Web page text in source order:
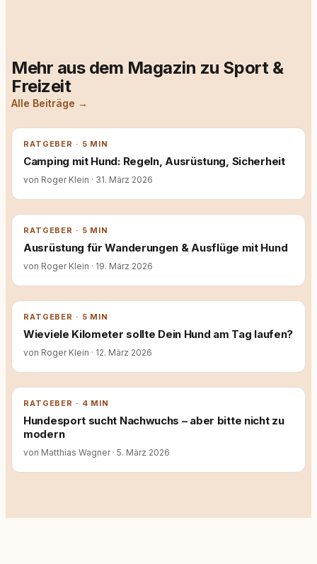
Mehr aus dem Magazin zu Sport &
Freizeit
Alle Beiträge →
RATGEBER · 5 MIN
Camping mit Hund: Regeln, Ausrüstung, Sicherheit
von Roger Klein · 31. März 2026
RATGEBER · 5 MIN
Ausrüstung für Wanderungen & Ausflüge mit Hund
von Roger Klein · 19. März 2026
RATGEBER · 5 MIN
Wieviele Kilometer sollte Dein Hund am Tag laufen?
von Roger Klein · 12. März 2026
RATGEBER · 4 MIN
Hundesport sucht Nachwuchs – aber bitte nicht zu
modern
von Matthias Wagner · 5. März 2026